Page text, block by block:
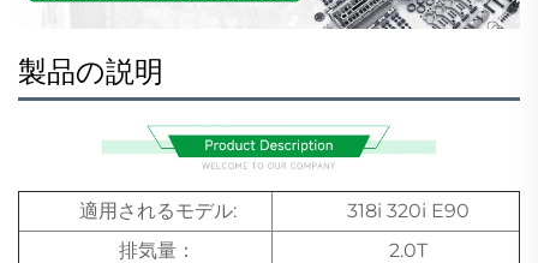
製品の説明
適用されるモデル:
318i 320i E90
排気量：
2.0T